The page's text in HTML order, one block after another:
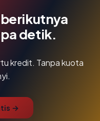
detik.
kredit. Tanpa kuota
→